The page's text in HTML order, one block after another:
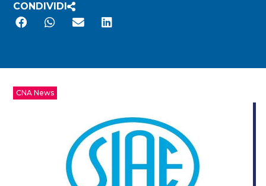
CONDIVIDI
CNA News